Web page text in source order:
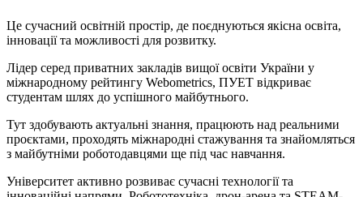
Це сучасний освітній простір, де поєднуються якісна освіта,
інновації та можливості для розвитку.
Лідер серед приватних закладів вищої освіти України у
міжнародному рейтингу Webometrics, ПУЕТ відкриває
студентам шлях до успішного майбутнього.
Тут здобувають актуальні знання, працюють над реальними
проєктами, проходять міжнародні стажування та знайомляться
з майбутніми роботодавцями ще під час навчання.
Університет активно розвиває сучасні технології та